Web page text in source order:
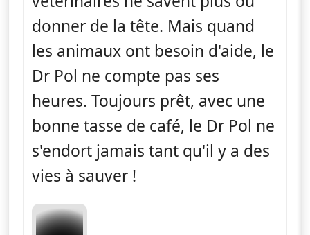
donner de la tête. Mais quand
les animaux ont besoin d'aide, le
Dr Pol ne compte pas ses
heures. Toujours prêt, avec une
bonne tasse de café, le Dr Pol ne
s'endort jamais tant qu'il y a des
vies à sauver !